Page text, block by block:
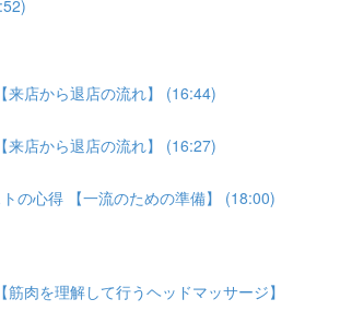
来店から退店の流れ】 (16:44)
来店から退店の流れ】 (16:27)
の心得 【一流のための準備】 (18:00)
筋肉を理解して行うヘッドマッサージ】